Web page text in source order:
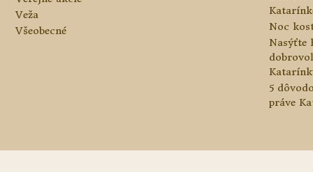
Veža
Všeobecné
Noc
Nasýťte
5
práve